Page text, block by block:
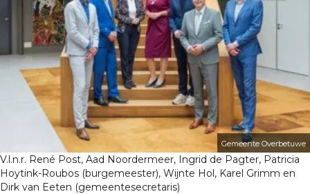
Gemeente Overbetuwe
V.l.n.r. René Post, Aad Noordermeer, Ingrid de Pagter, Patricia
Hoytink-Roubos (burgemeester), Wijnte Hol, Karel Grimm en
Dirk van Eeten (gemeentesecretaris)